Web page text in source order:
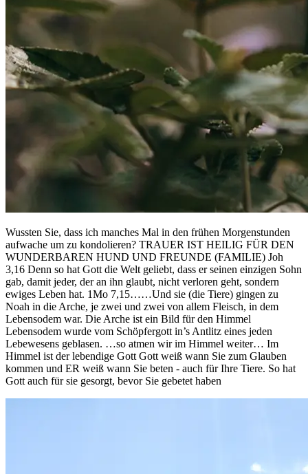
Wussten Sie, dass ich manches Mal in den frühen Morgenstunden
aufwache um zu kondolieren? TRAUER IST HEILIG FÜR DEN
WUNDERBAREN HUND UND FREUNDE (FAMILIE) Joh
3,16 Denn so hat Gott die Welt geliebt, dass er seinen einzigen Sohn
gab, damit jeder, der an ihn glaubt, nicht verloren geht, sondern
ewiges Leben hat. 1Mo 7,15……Und sie (die Tiere) gingen zu
Noah in die Arche, je zwei und zwei von allem Fleisch, in dem
Lebensodem war. Die Arche ist ein Bild für den Himmel
Lebensodem wurde vom Schöpfergott in’s Antlitz eines jeden
Lebewesens geblasen. …so atmen wir im Himmel weiter… Im
Himmel ist der lebendige Gott Gott weiß wann Sie zum Glauben
kommen und ER weiß wann Sie beten - auch für Ihre Tiere. So hat
Gott auch für sie gesorgt, bevor Sie gebetet haben